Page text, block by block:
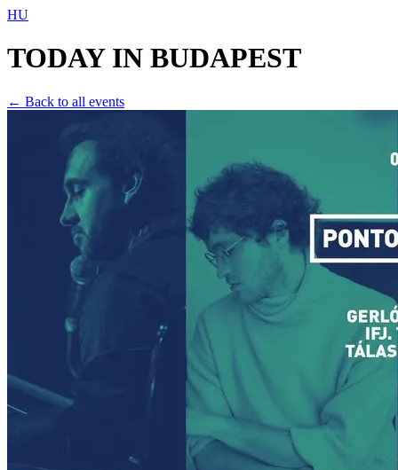
HU
TODAY IN BUDAPEST
← Back to all events